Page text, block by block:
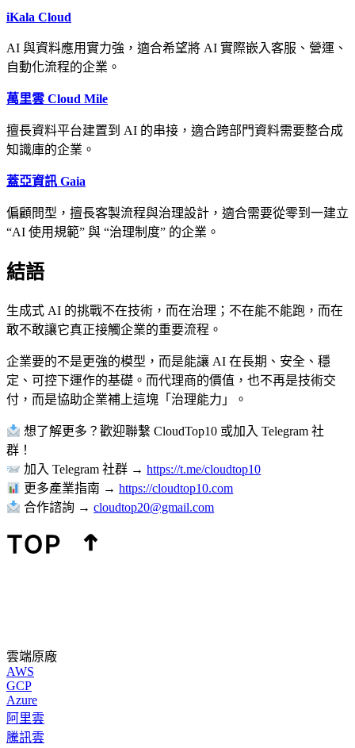
iKala Cloud
AI 與資料應用實力強，適合希望將 AI 實際嵌入客服、營運、
自動化流程的企業。
萬里雲 Cloud Mile
擅長資料平台建置到 AI 的串接，適合跨部門資料需要整合成
知識庫的企業。
蓋亞資訊 Gaia
偏顧問型，擅長客製流程與治理設計，適合需要從零到一建立
“AI 使用規範” 與 “治理制度” 的企業。
結語
生成式 AI 的挑戰不在技術，而在治理；不在能不能跑，而在
敢不敢讓它真正接觸企業的重要流程。
企業要的不是更強的模型，而是能讓 AI 在長期、安全、穩
定、可控下運作的基礎。而代理商的價值，也不再是技術交
付，而是協助企業補上這塊「治理能力」。
想了解更多？歡迎聯繫 CloudTop10 或加入 Telegram 社
群！
加入 Telegram 社群 →https://t.me/cloudtop10
更多產業指南 →https://cloudtop10.com
合作諮詢 →cloudtop20@gmail.com
雲端原廠
AWS
GCP
Azure
阿里雲
騰訊雲